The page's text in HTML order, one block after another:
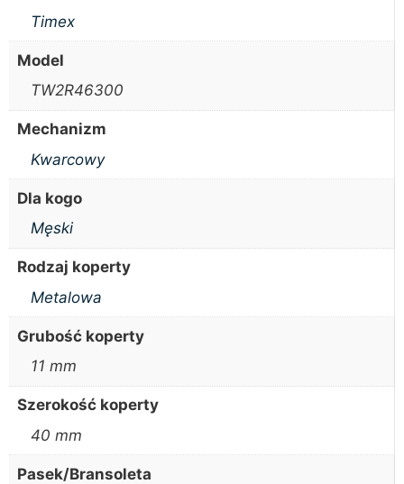
Timex
Model
TW2R46300
Mechanizm
Kwarcowy
Dla kogo
Męski
Rodzaj koperty
Metalowa
Grubość koperty
11 mm
Szerokość koperty
40 mm
Pasek/Bransoleta